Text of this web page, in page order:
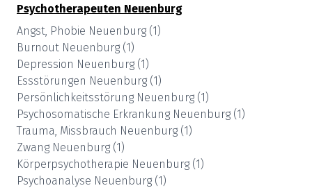
Psychotherapeuten Neuenburg
Angst, Phobie Neuenburg (1)
Burnout Neuenburg (1)
Depression Neuenburg (1)
Essstörungen Neuenburg (1)
Persönlichkeitsstörung Neuenburg (1)
Psychosomatische Erkrankung Neuenburg (1)
Trauma, Missbrauch Neuenburg (1)
Zwang Neuenburg (1)
Körperpsychotherapie Neuenburg (1)
Psychoanalyse Neuenburg (1)